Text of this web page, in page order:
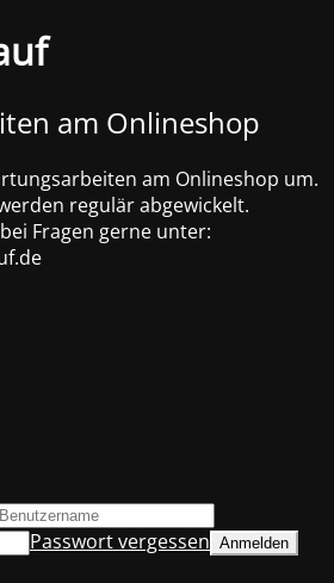
am Onlineshop
am Onlineshop um.
regulär abgewickelt.
Fragen gerne unter:
Passwort vergessen